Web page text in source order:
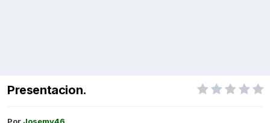
Presentacion.